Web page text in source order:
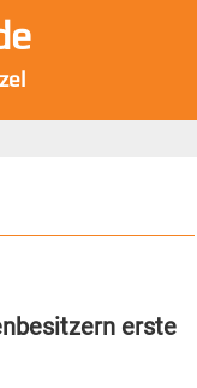
erste